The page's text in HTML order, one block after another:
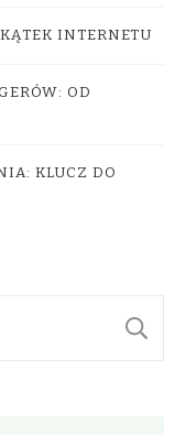
INTERNETU
OD
KLUCZ DO